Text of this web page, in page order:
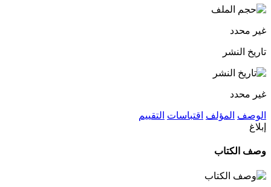
غير محدد
تاريخ النشر
غير محدد
الوصف المؤلف اقتباسات التقييم
إبلاغ
وصف الكتاب